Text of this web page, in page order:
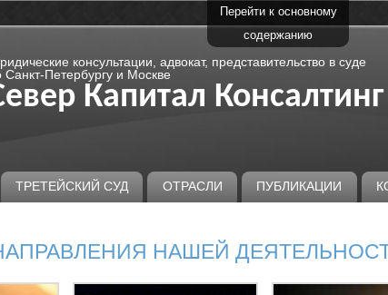
Перейти к основному
содержанию
консультации, адвокат, представительство в суде
Санкт-Петербургу и Москве
Капитал Консалтинг
ТРЕТЕЙСКИЙ СУД ОТРАСЛИ ПУБЛИКАЦИИ
НАШЕЙ